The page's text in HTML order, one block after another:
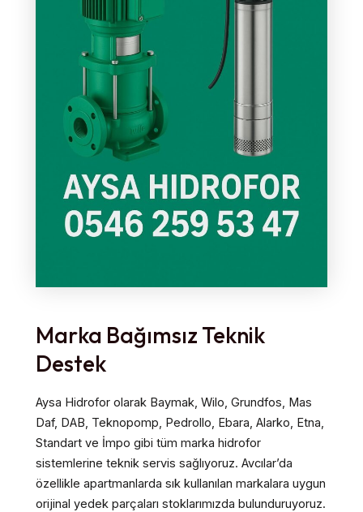
Marka Bağımsız Teknik
Destek
Aysa Hidrofor olarak Baymak, Wilo, Grundfos, Mas
Daf, DAB, Teknopomp, Pedrollo, Ebara, Alarko, Etna,
Standart ve İmpo gibi tüm marka hidrofor
sistemlerine teknik servis sağlıyoruz. Avcılar’da
özellikle apartmanlarda sık kullanılan markalara uygun
orijinal yedek parçaları stoklarımızda bulunduruyoruz.